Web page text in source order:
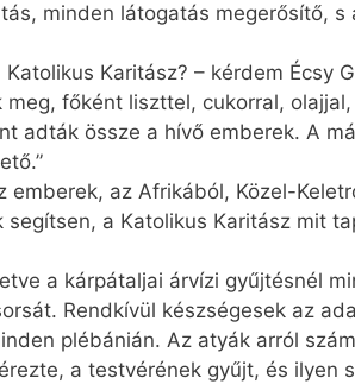
minden látogatás megerősítő, s
Karitász? – kérdem Écsy
főként liszttel, cukorral,
adták össze a hívő emberek. A
az Afrikából, Közel-
a Katolikus Karitász mit
a kárpátaljai árvízi gyűjtésnél
Rendkívül készségesek az
plébánián. Az atyák arról
a testvé­rének gyűjt, és ilyen